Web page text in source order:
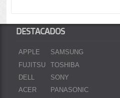
DESTACADOS
APPLE
FUJITSU
DELL
ACER
SAMSUNG
TOSHIBA
SONY
PANASONIC